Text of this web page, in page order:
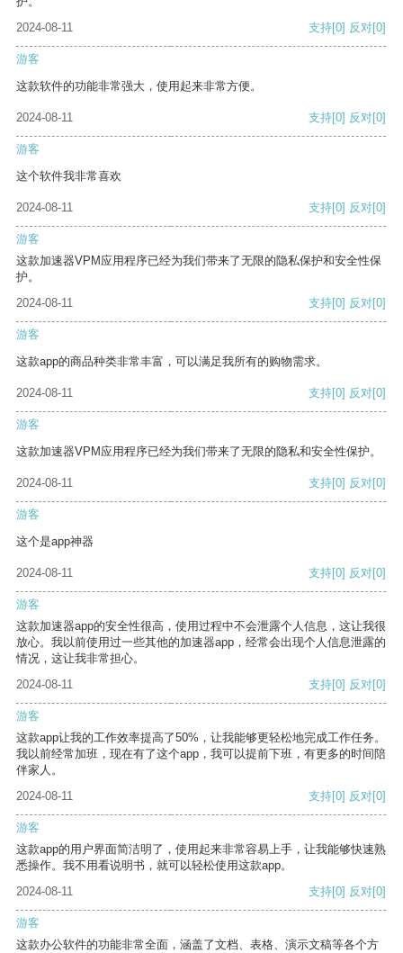
2024-08-11
支持[0] 反对[0]
游客
这款软件的功能非常强大，使用起来非常方便。
2024-08-11 支持[0] 反对[0]
游客
这个软件我非常喜欢
2024-08-11 支持[0] 反对[0]
游客
这款加速器VPM应用程序已经为我们带来了无限的隐私保护和安全性保
护。
2024-08-11
支持[0] 反对[0]
游客
这款app的商品种类非常丰富，可以满足我所有的购物需求。
2024-08-11 支持[0] 反对[0]
游客
这款加速器VPM应用程序已经为我们带来了无限的隐私和安全性保护。
2024-08-11 支持[0] 反对[0]
游客
这个是app神器
2024-08-11 支持[0] 反对[0]
游客
这款加速器app的安全性很高，使用过程中不会泄露个人信息，这让我很
放心。我以前使用过一些其他的加速器app，经常会出现个人信息泄露的
情况，这让我非常担心。
2024-08-11
支持[0] 反对[0]
游客
这款app让我的工作效率提高了50%，让我能够更轻松地完成工作任务。
我以前经常加班，现在有了这个app，我可以提前下班，有更多的时间陪
伴家人。
2024-08-11
支持[0] 反对[0]
游客
这款app的用户界面简洁明了，使用起来非常容易上手，让我能够快速熟
悉操作。我不用看说明书，就可以轻松使用这款app。
2024-08-11
支持[0] 反对[0]
游客
这款办公软件的功能非常全面，涵盖了文档、表格、演示文稿等各个方